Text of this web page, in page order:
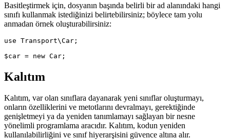
Basitleştirmek için, dosyanın başında belirli bir ad alanındaki hangi
sınıfı kullanmak istediğinizi belirtebilirsiniz; böylece tam yolu
anmadan örnek oluşturabilirsiniz:
use Transport\Car;
Kalıtım
Kalıtım, var olan sınıflara dayanarak yeni sınıflar oluşturmayı,
onların özelliklerini ve metotlarını devralmayı, gerektiğinde
genişletmeyi ya da yeniden tanımlamayı sağlayan bir nesne
yönelimli programlama aracıdır. Kalıtım, kodun yeniden
kullanılabilirliğini ve sınıf hiyerarşisini güvence altına alır.